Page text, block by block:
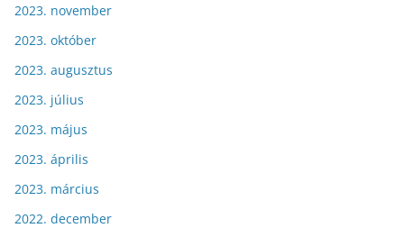
2023. november
2023. október
2023. augusztus
2023. július
2023. május
2023. április
2023. március
2022. december